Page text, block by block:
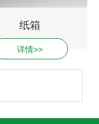
纸箱
详情>>